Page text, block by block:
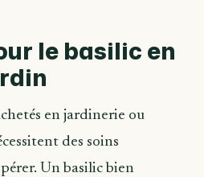
le basilic en
en jardinerie ou
des soins
Un basilic bien